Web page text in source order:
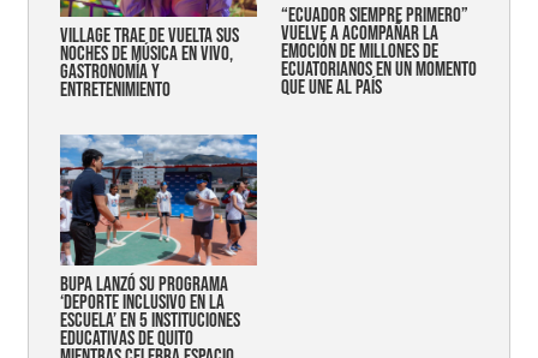
Village trae de vuelta sus
noches de música en vivo,
gastronomía y
entretenimiento
“Ecuador siempre primero”
vuelve a acompañar la
emoción de millones de
ecuatorianos en un momento
que une al país
Bupa lanzó su programa
‘Deporte Inclusivo en la
Escuela’ en 5 instituciones
educativas de Quito